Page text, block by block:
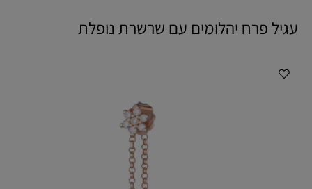
עגיל פרח יהלומים עם שרשרת נופלת